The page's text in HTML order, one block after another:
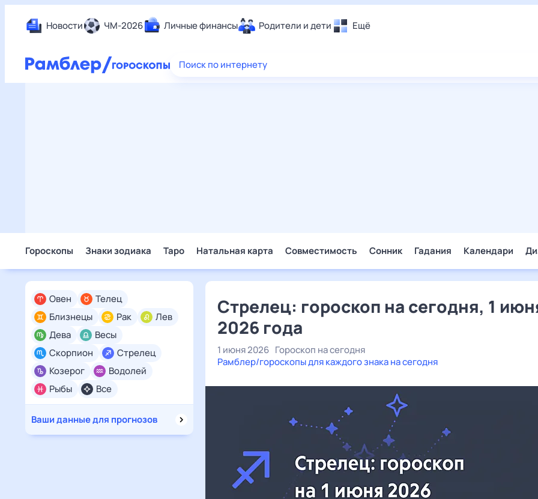
Новости ЧМ-2026 Личные финансы Родители и дети Ещё
Еда
Поиск по интернету
Гороскопы Знаки зодиака Таро Натальная карта Совместимость Сонник Гадания Календари
Все
Овен
Телец
Близнецы
Рак
Лев
Дева
Весы
Скорпион
Стрелец
Козерог
Водолей
Рыбы
Ваши данные для прогнозов
Стрелец: гороскоп на сегодня, 1
2026 года
1 июня 2026 Гороскоп на сегодня
Рамблер/гороскопы для каждого знака на сегодня